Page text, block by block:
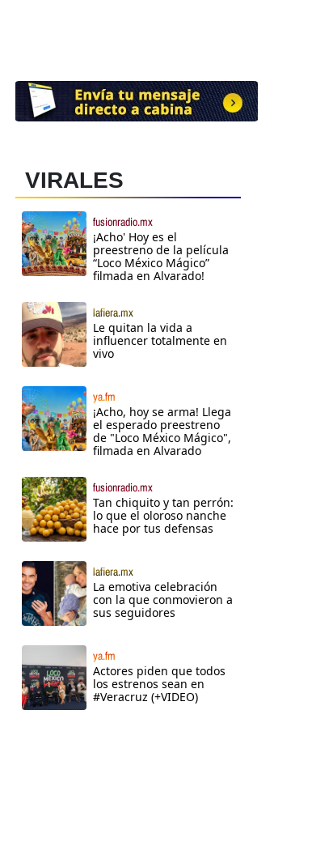
VIRALES
fusionradio.mx
¡Acho' Hoy es el
preestreno de la película
“Loco México Mágico”
filmada en Alvarado!
lafiera.mx
Le quitan la vida a
influencer totalmente en
vivo
ya.fm
¡Acho, hoy se arma! Llega
el esperado preestreno
de "Loco México Mágico",
filmada en Alvarado
fusionradio.mx
Tan chiquito y tan perrón:
lo que el oloroso nanche
hace por tus defensas
lafiera.mx
La emotiva celebración
con la que conmovieron a
sus seguidores
ya.fm
Actores piden que todos
los estrenos sean en
#Veracruz (+VIDEO)